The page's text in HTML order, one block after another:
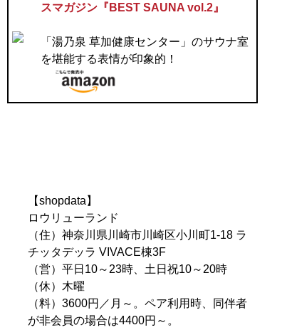
スマガジン『BEST SAUNA vol.2』
「湯乃泉 草加健康センター」のサウナ室
を堪能する表情が印象的！
【shopdata】
ロウリューランド
（住）神奈川県川崎市川崎区小川町1-18 ラ
チッタデッラ VIVACE棟3F
（営）平日10～23時、土日祝10～20時
（休）木曜
（料）3600円／月～。ペア利用時、同伴者
が非会員の場合は4400円～。